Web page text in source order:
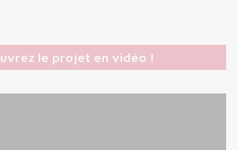
le projet en vidéo !